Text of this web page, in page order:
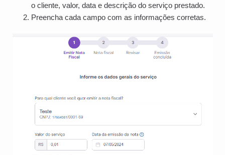
o cliente, valor, data e descrição do serviço prestado.
Preencha cada campo com as informações corretas.